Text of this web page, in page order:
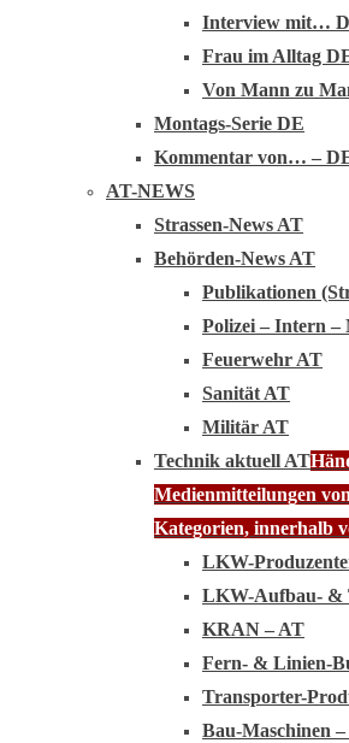
Interview mit…
Frau im Alltag
Von Mann zu
Montags-Serie DE
Kommentar von… –
AT-NEWS
Strassen-News AT
Behörden-News AT
Publikationen
Polizei – Intern –
Feuerwehr AT
Sanität AT
Militär AT
Technik aktuell AT
Medienmitteilungen
Kategorien, innerhalb
LKW-
LKW-Aufbau- &
KRAN – AT
Fern- & Linien-
Transporter-
Bau-Maschinen